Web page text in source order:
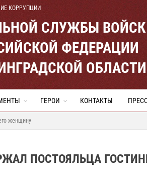
КОРРУПЦИИ
СЛУЖБЫ ВОЙСК
ФЕДЕРАЦИИ
ОБЛАСТИ
ГЕРОИ КОНТАКТЫ
женщину
ПОСТОЯЛЬЦА